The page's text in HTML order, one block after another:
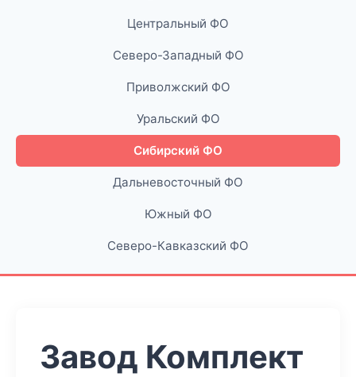
Центральный ФО
Северо-Западный ФО
Приволжский ФО
Уральский ФО
Сибирский ФО
Дальневосточный ФО
Южный ФО
Северо-Кавказский ФО
Завод Комплект